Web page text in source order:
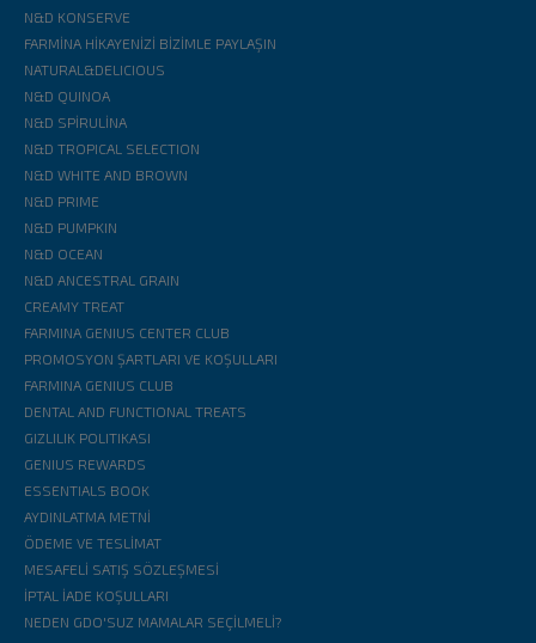
N&D KONSERVE
FARMİNA HİKAYENİZİ BİZİMLE PAYLAŞIN
NATURAL&DELICIOUS
N&D QUINOA
N&D SPİRULİNA
N&D TROPICAL SELECTION
N&D WHITE AND BROWN
N&D PRIME
N&D PUMPKIN
N&D OCEAN
N&D ANCESTRAL GRAIN
CREAMY TREAT
FARMINA GENIUS CENTER CLUB
PROMOSYON ŞARTLARI VE KOŞULLARI
FARMINA GENIUS CLUB
DENTAL AND FUNCTIONAL TREATS
GIZLILIK POLITIKASI
GENIUS REWARDS
ESSENTIALS BOOK
AYDINLATMA METNİ
ÖDEME VE TESLİMAT
MESAFELİ SATIŞ SÖZLEŞMESİ
İPTAL İADE KOŞULLARI
NEDEN GDO'SUZ MAMALAR SEÇİLMELİ?